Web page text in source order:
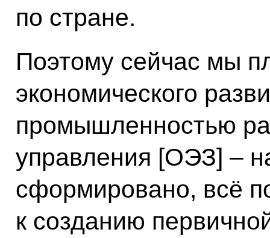
по стране.
Поэтому сейчас мы
экономического
промышленностью
управления [ОЭЗ] –
сформировано, всё
к созданию